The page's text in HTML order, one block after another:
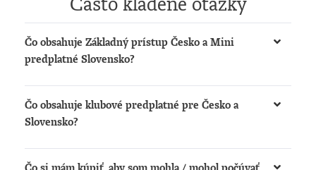
Čo obsahuje Základný prístup Česko a Mini
predplatné Slovensko?
Získate možnosť:
čítať články nawww.denikn.cza
www.dennikn.sk
Čo obsahuje klubové predplatné pre Česko a
Slovensko?
Získate: